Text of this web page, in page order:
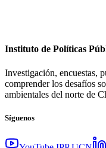
Instituto de Políticas
Investigación, encuestas,
comprender los desafíos
ambientales del norte de
Síguenos